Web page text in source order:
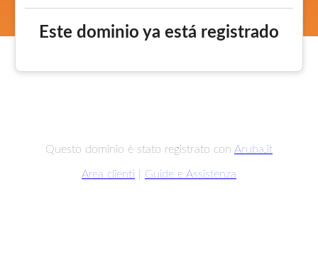
Este dominio ya está registrado
Questo dominio è stato registrato con Aruba.it
Area clienti Guide e Assistenza